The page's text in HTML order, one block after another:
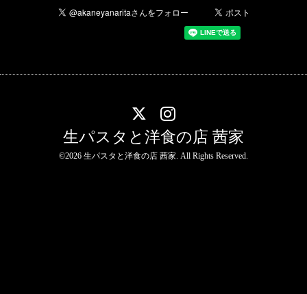
生パスタと洋食の店 茜家
©2026 生パスタと洋食の店 茜家. All Rights Reserved.